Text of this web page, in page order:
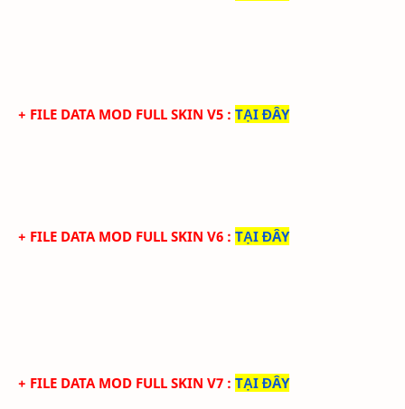
+ FILE DATA MOD FULL SKIN V5 : TẠI ĐÂY
+ FILE DATA MOD FULL SKIN V6 : TẠI ĐÂY
+ FILE DATA MOD FULL SKIN V7 : TẠI ĐÂY